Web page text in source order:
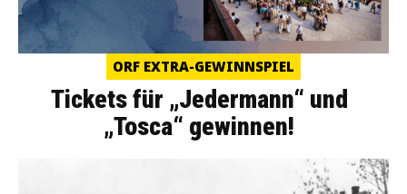
ORF EXTRA-GEWINNSPIEL
Tickets für „Jedermann“ und
„Tosca“ gewinnen!